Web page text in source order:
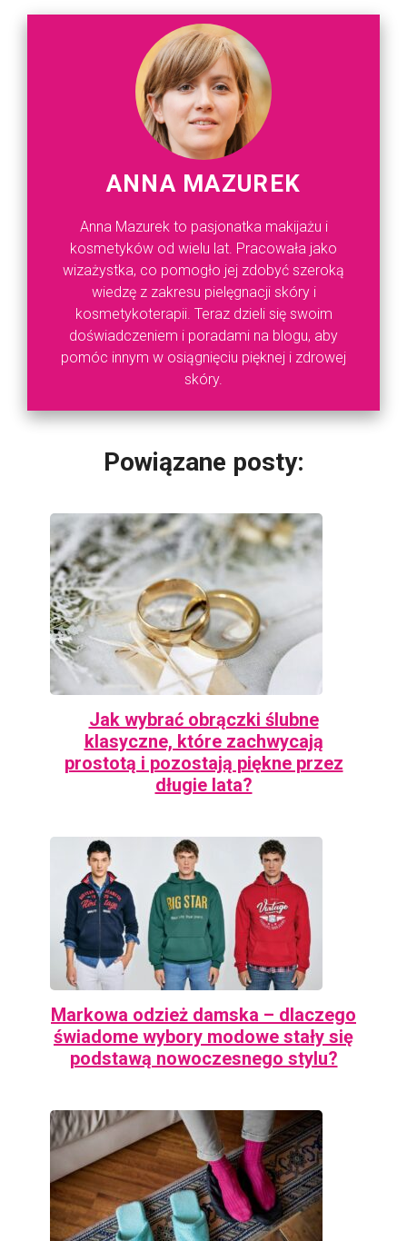
ANNA MAZUREK
Anna Mazurek to pasjonatka makijażu i
kosmetyków od wielu lat. Pracowała jako
wizażystka, co pomogło jej zdobyć szeroką
wiedzę z zakresu pielęgnacji skóry i
kosmetykoterapii. Teraz dzieli się swoim
doświadczeniem i poradami na blogu, aby
pomóc innym w osiągnięciu pięknej i zdrowej
skóry.
Powiązane posty:
Jak wybrać obrączki ślubne
klasyczne, które zachwycają
prostotą i pozostają piękne przez
długie lata?
Markowa odzież damska – dlaczego
świadome wybory modowe stały się
podstawą nowoczesnego stylu?